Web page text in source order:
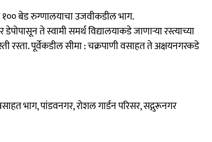
बेड रुग्णालयाचा उजवीकडील भाग.
ते स्वामी समर्थ विद्यालयाकडे जाणाऱ्या रस्त्याच्या
रस्ता. पूर्वेकडील सीमा : चक्रपाणी वसाहत ते अक्षयनगरकडे
भाग, पांडवनगर, रोशल गार्डन परिसर, सद्गुरूनगर